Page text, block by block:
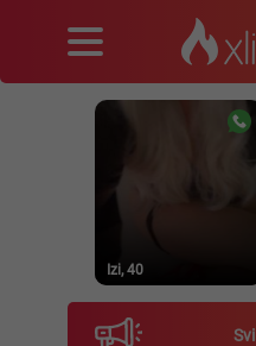
Izi, 40
Svi